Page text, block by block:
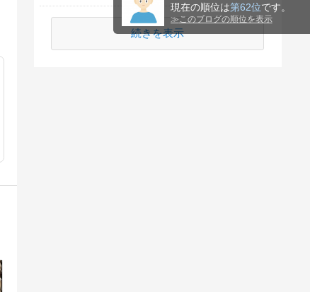
現在の順位は第62位です。
≫ このブログの順位を表示
続きを表示